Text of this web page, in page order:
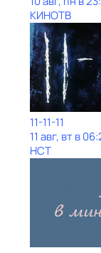
КИНОТВ
11-11-11
11 авг, вт в
НСТ